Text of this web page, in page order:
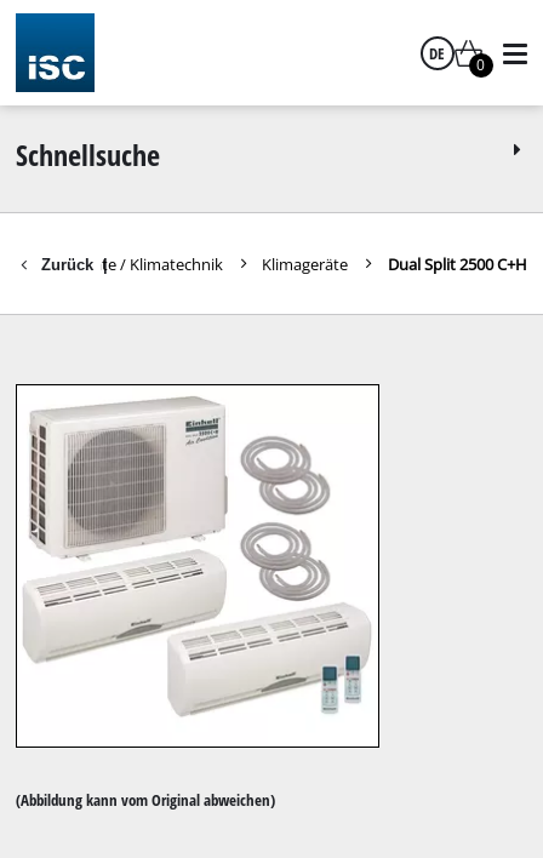
DE
0
Schnellsuche
Zurück |
Heizgeräte / Klimatechnik Klimageräte Dual Split 2500 C+H
(Abbildung kann vom Original abweichen)